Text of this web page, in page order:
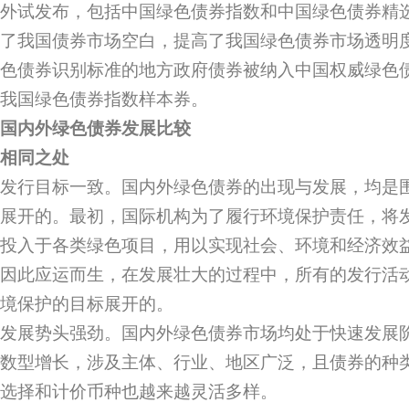
外试发布，包括中国绿色债券指数和中国绿色债券精
了我国债券市场空白，提高了我国绿色债券市场透明
色债券识别标准的地方政府债券被纳入中国权威绿色
我国绿色债券指数样本券。
国内外绿色债券发展比较
相同之处
发行目标一致。国内外绿色债券的出现与发展，均是
展开的。最初，国际机构为了履行环境保护责任，将
投入于各类绿色项目，用以实现社会、环境和经济效
因此应运而生，在发展壮大的过程中，所有的发行活
境保护的目标展开的。
发展势头强劲。国内外绿色债券市场均处于快速发展
数型增长，涉及主体、行业、地区广泛，且债券的种
选择和计价币种也越来越灵活多样。